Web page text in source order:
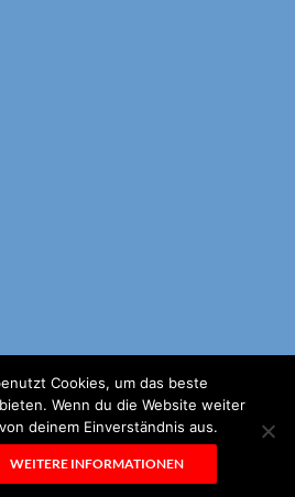
Reservistenkameradschaft Limburg, auch
Jede Verfügungsbefugnis, wie
Weitergaberecht, bei uns.
Cookies, um das beste
Wenn du die Website weiter
deinem Einverständnis aus.
WEITERE INFORMATIONEN